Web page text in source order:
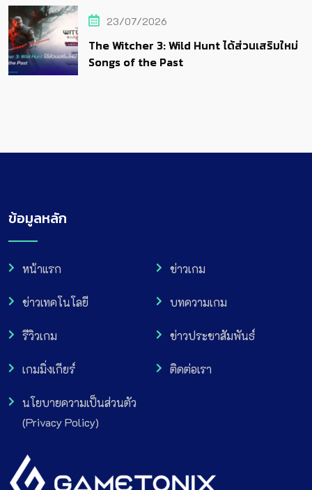
23/07/2026
The Witcher 3: Wild Hunt ได้ส่วนเสริมใหม่
Songs of the Past
ข้อมูลหลัก
หน้าแรก ข่าวเกม
ข่าวเทคโนโลยี บทความเกม
รีวิวเกม ข่าวประชาสัมพันธ์
เกมมิ่งเกียร์ ติดต่อเรา
นโยบายความเป็นส่วนตัว
(Privacy Policy)